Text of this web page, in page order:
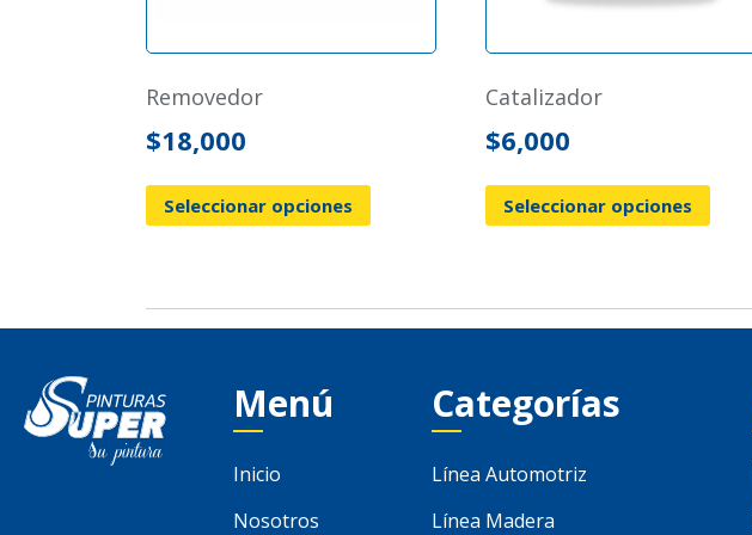
removedor
$18,000
Seleccionar opciones
catalizador
$6,000
Seleccionar opciones
Menú
Inicio
Nosotros
Categorías
Línea Automotriz
Línea Madera